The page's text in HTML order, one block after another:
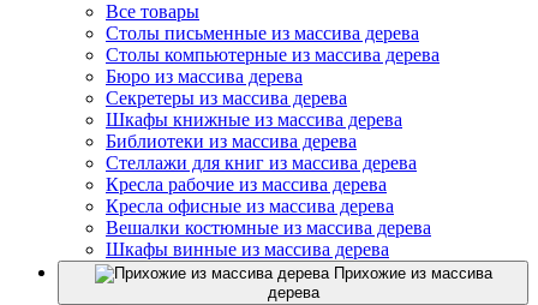
Все товары
Столы письменные из массива дерева
Столы компьютерные из массива дерева
Бюро из массива дерева
Секретеры из массива дерева
Шкафы книжные из массива дерева
Библиотеки из массива дерева
Стеллажи для книг из массива дерева
Кресла рабочие из массива дерева
Кресла офисные из массива дерева
Вешалки костюмные из массива дерева
Шкафы винные из массива дерева
Прихожие из массива
дерева